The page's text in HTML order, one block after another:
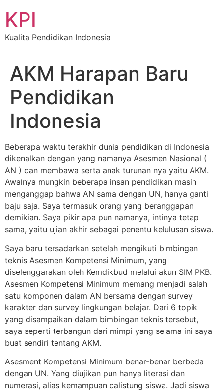
content
KPI
Kualita Pendidikan Indonesia
AKM Harapan Baru
Pendidikan
Indonesia
Beberapa waktu terakhir dunia pendidikan di Indonesia
dikenalkan dengan yang namanya Asesmen Nasional (
AN ) dan membawa serta anak turunan nya yaitu AKM.
Awalnya mungkin beberapa insan pendidikan masih
menganggap bahwa AN sama dengan UN, hanya ganti
baju saja. Saya termasuk orang yang beranggapan
demikian. Saya pikir apa pun namanya, intinya tetap
sama, yaitu ujian akhir sebagai penentu kelulusan siswa.
Saya baru tersadarkan setelah mengikuti bimbingan
teknis Asesmen Kompetensi Minimum, yang
diselenggarakan oleh Kemdikbud melalui akun SIM PKB.
Asesmen Kompetensi Minimum memang menjadi salah
satu komponen dalam AN bersama dengan survey
karakter dan survey lingkungan belajar. Dari 6 topik
yang disampaikan dalam bimbingan teknis tersebut,
saya seperti terbangun dari mimpi yang selama ini saya
buat sendiri tentang AKM.
Asesment Kompetensi Minimum benar-benar berbeda
dengan UN. Yang diujikan pun hanya literasi dan
numerasi, alias kemampuan calistung siswa. Jadi siswa